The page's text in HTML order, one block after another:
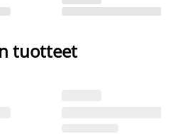
tuotteet